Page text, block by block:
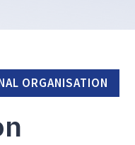
ORGANISATION